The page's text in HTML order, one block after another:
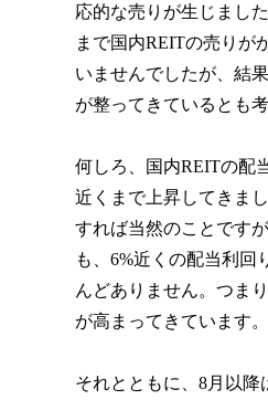
応的な売りが生じまし
まで国内REITの売りが
いませんでしたが、結
が整ってきているとも
何しろ、国内REITの配
近くまで上昇してきま
すれば当然のことです
も、6%近くの配当利回
んどありません。つま
が高まってきています。
それとともに、8月以